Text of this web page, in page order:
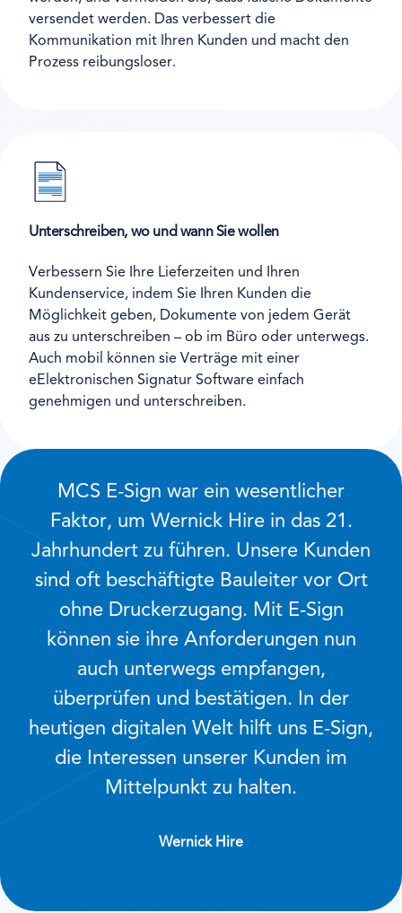
versendet werden. Das verbessert die
Kommunikation mit Ihren Kunden und macht den
Prozess reibungsloser.
Unterschreiben, wo und wann Sie wollen
Verbessern Sie Ihre Lieferzeiten und Ihren
Kundenservice, indem Sie Ihren Kunden die
Möglichkeit geben, Dokumente von jedem Gerät
aus zu unterschreiben – ob im Büro oder unterwegs.
Auch mobil können sie Verträge mit einer
eElektronischen Signatur Software einfach
genehmigen und unterschreiben.
MCS E-Sign war ein wesentlicher
Faktor, um Wernick Hire in das 21.
Jahrhundert zu führen. Unsere Kunden
sind oft beschäftigte Bauleiter vor Ort
ohne Druckerzugang. Mit E-Sign
können sie ihre Anforderungen nun
auch unterwegs empfangen,
überprüfen und bestätigen. In der
heutigen digitalen Welt hilft uns E-Sign,
die Interessen unserer Kunden im
Mittelpunkt zu halten.
Wernick Hire